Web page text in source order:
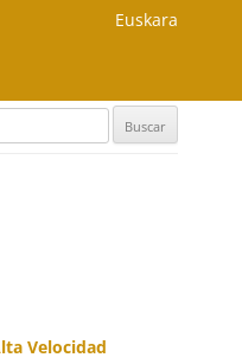
Euskara
Velocidad